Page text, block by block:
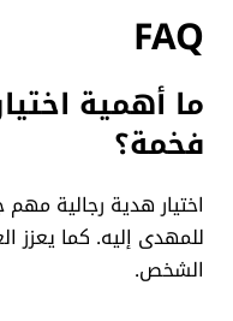
FAQ
ما أهمية
فخمة؟
اختيار هدية رجالية
للمهدى إليه. كما يعزز
الشخص.